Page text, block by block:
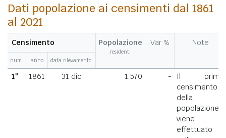
Dati popolazione ai censimenti dal 1861
al 2021
Censimento Popolazione
residenti
Var % Note
num. anno data rilevamento
1° 1861 31 dic 1.570 -
Il primo
censimento
della
popolazione
viene
effettuato